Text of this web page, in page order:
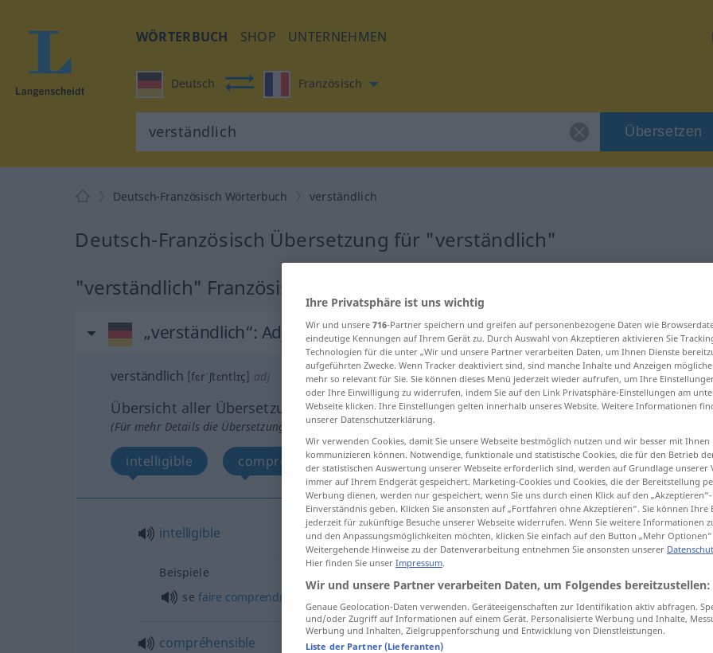
WÖRTERBUCH SHOP UNTERNEHMEN
Deutsch Französisch
Übersetzen
Deutsch-Französisch Wörterbuch verständlich
Deutsch-Französisch Übersetzung für "verständlich"
"verständlich" Französisch Übersetzung
„verständlich“: Adjektiv
verständlich [fɛrˈʃtɛntlɪç] adj
Übersicht aller Übersetzungen
(Für mehr Details die Übersetzung anklicken/antippen)
intelligible compréhensible
intelligible verständlich(≈ deutlich)
Beispiele
se faire comprendre sich verständlichmachen
compréhensible verständlich (≈ begreiflich)
Ihre Privatsphäre ist uns wichtig
Wir und unsere 716-Partner speichern und greifen auf personenbezogene Daten wie
eindeutige Kennungen auf Ihrem Gerät zu. Durch Auswahl von Akzeptieren aktivieren Sie
Technologien für die unter „Wir und unsere Partner verarbeiten Daten, um Ihnen Dienste
aufgeführten Zwecke. Wenn Tracker deaktiviert sind, sind manche Inhalte und Anzeigen
mehr so relevant für Sie. Sie können dieses Menü jederzeit wieder aufrufen, um Ihre
oder Ihre Einwilligung zu widerrufen, indem Sie auf den Link Privatsphäre-Einstellungen am
Webseite klicken. Ihre Einstellungen gelten innerhalb unseres Website. Weitere Informationen
unserer Datenschutzerklärung.
Wir verwenden Cookies, damit Sie unsere Webseite bestmöglich nutzen und wir besser mit Ihnen
kommunizieren können. Notwendige, funktionale und statistische Cookies, die für den Betrieb
der statistischen Auswertung unserer Webseite erforderlich sind, werden auf Grundlage unserer
immer auf Ihrem Endgerät gespeichert. Marketing-Cookies und Cookies, die der Bereitstellung
Werbung dienen, werden nur gespeichert, wenn Sie uns durch einen Klick auf den
Einverständnis geben. Klicken Sie ansonsten auf „Fortfahren ohne Akzeptieren“. Sie können Ihre
jederzeit für zukünftige Besuche unserer Webseite widerrufen. Wenn Sie weitere Informationen
und den Anpassungsmöglichkeiten möchten, klicken Sie einfach auf den Button „Mehr Optionen“.
Weitergehende Hinweise zu der Datenverarbeitung entnehmen Sie ansonsten unserer
Hier finden Sie unser Impressum.
Wir und unsere Partner verarbeiten Daten, um Folgendes bereitzustellen:
Genaue Geolocation-Daten verwenden. Geräteeigenschaften zur Identifikation aktiv abfragen.
und/oder Zugriff auf Informationen auf einem Gerät. Personalisierte Werbung und Inhalte,
Werbung und Inhalten, Zielgruppenforschung und Entwicklung von Dienstleistungen.
Liste der Partner (Lieferanten)